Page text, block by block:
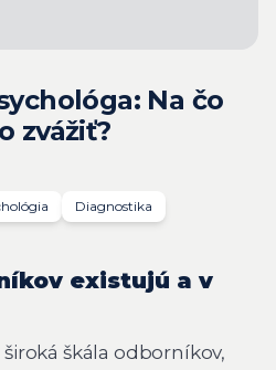
Na čo
zvážiť?
Diagnostika
existujú a v
škála odborníkov,